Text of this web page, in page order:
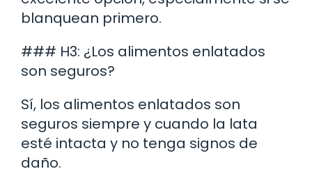
blanquean primero.
### H3: ¿Los alimentos enlatados
son seguros?
Sí, los alimentos enlatados son
seguros siempre y cuando la lata
esté intacta y no tenga signos de
daño.